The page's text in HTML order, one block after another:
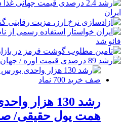
همت پول حقیقی/ صف